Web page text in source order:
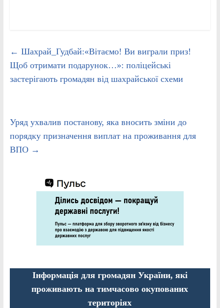
← Шахрай_Гудбай:«Вітаємо! Ви виграли приз!
Щоб отримати подарунок…»: поліцейські
застерігають громадян від шахрайської схеми
Уряд ухвалив постанову, яка вносить зміни до
порядку призначення виплат на проживання для
ВПО →
Інформація для громадян України, які
проживають на тимчасово окупованих
територіях